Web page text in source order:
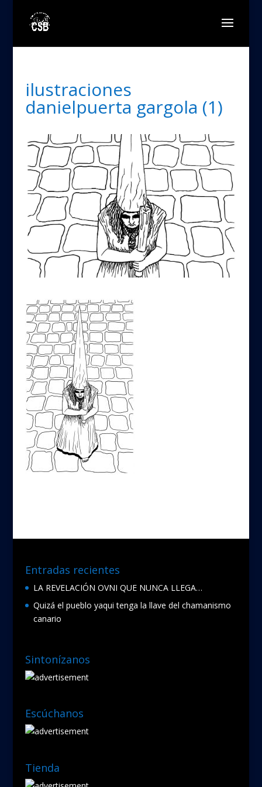
ilustraciones
danielpuerta gargola (1)
Entradas recientes
LA REVELACIÓN OVNI QUE NUNCA LLEGA…
Quizá el pueblo yaqui tenga la llave del chamanismo
canario
Sintonízanos
Escúchanos
Tienda